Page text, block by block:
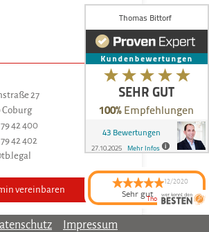
27
Coburg
42 400
42 402
vereinbaren
Impressum
Sehr gut
12/2020
Thomas Bittorf
tb.legal -
Rechtsanwalt &